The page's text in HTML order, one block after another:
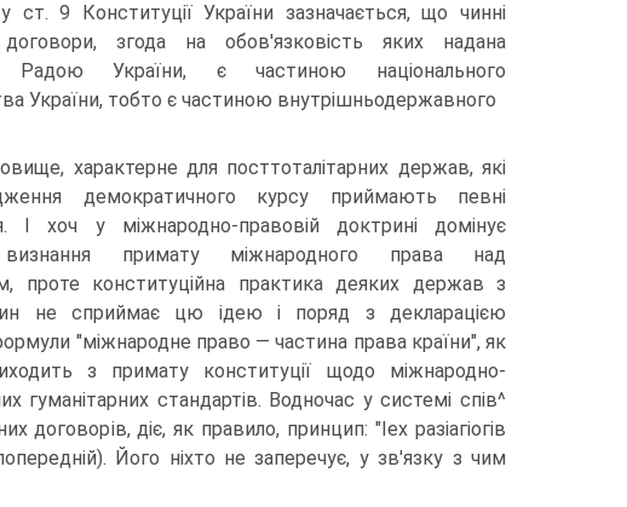
9 Конституції України зазначається, що чинні
договори, згода на обов'язковість яких надана
Радою України, є частиною національного
України, тобто є частиною внутрішньодержавного
характерне для посттоталітарних держав, які
демократичного курсу приймають певні
І хоч у міжнародно-правовій доктрині домінує
визнання примату міжнародного права над
проте конституційна практика деяких держав з
не сприймає цю ідею і поряд з декларацією
"міжнародне право — частина права країни", як
з примату конституції щодо міжнародно-
гуманітарних стандартів. Водночас у системі спів^
договорів, діє, як правило, принцип: "Іех разіагіогів
Його ніхто не заперечує, у зв'язку з чим